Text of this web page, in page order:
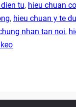
tu, hieu chuan
, hieu chuan y te
nhan tan noi,